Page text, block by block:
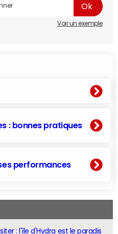
Voir un exemple
: bonnes pratiques
performances
: l'île d'Hydra est le paradis